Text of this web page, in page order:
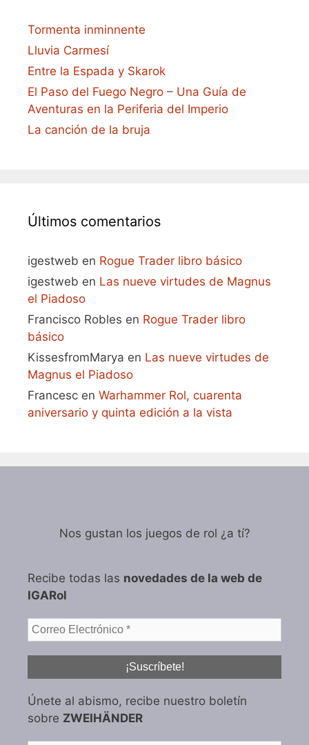
Tormenta inminnente
Lluvia Carmesí
Entre la Espada y Skarok
El Paso del Fuego Negro – Una Guía de
Aventuras en la Periferia del Imperio
La canción de la bruja
Últimos comentarios
igestweb en Rogue Trader libro básico
igestweb en Las nueve virtudes de Magnus
el Piadoso
Francisco Robles en Rogue Trader libro
básico
KissesfromMarya en Las nueve virtudes de
Magnus el Piadoso
Francesc en Warhammer Rol, cuarenta
aniversario y quinta edición a la vista
Nos gustan los juegos de rol ¿a tí?
Recibe todas las novedades de la web de
IGARol
Únete al abismo, recibe nuestro boletín
sobre ZWEIHÄNDER